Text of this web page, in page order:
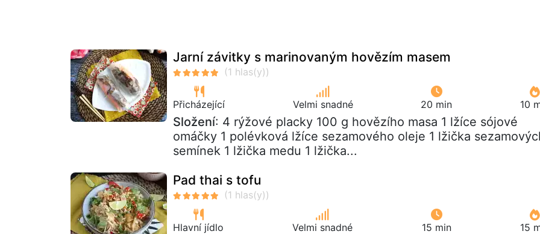
Jarní závitky s marinovaným hovězím masem
Přicházející Velmi snadné 20 min 10
Složení: 4 rýžové placky 100 g hovězího masa 1 lžíce sójové
omáčky 1 polévková lžíce sezamového oleje 1 lžička
semínek 1 lžička medu 1 lžička...
Pad thai s tofu
Hlavní jídlo Velmi snadné 15 min 15